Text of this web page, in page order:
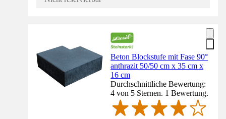
Beton Blockstufe mit Fase 90°
anthrazit 50/50 cm x 35 cm x
16 cm
Durchschnittliche Bewertung:
4 von 5 Sternen. 1 Bewertung.